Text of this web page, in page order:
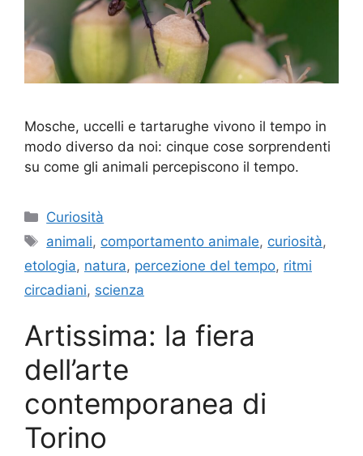
Mosche, uccelli e tartarughe vivono il tempo in
modo diverso da noi: cinque cose sorprendenti
su come gli animali percepiscono il tempo.
Categorie
Curiosità
Tag
animali, comportamento animale, curiosità,
etologia, natura, percezione del tempo, ritmi
circadiani, scienza
Artissima: la fiera
dell’arte
contemporanea di
Torino